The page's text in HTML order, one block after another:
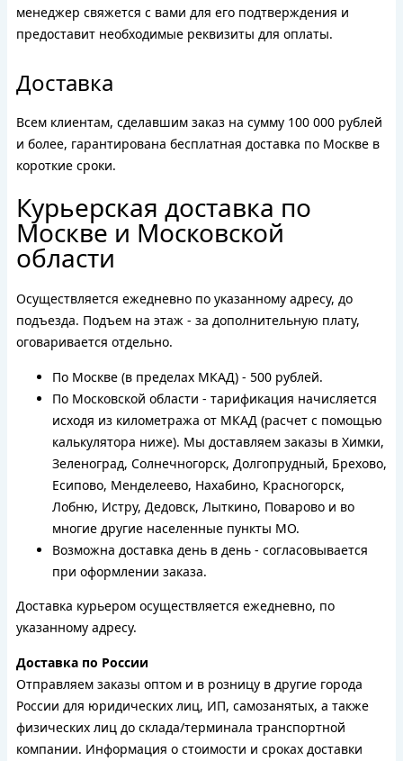
менеджер свяжется с вами для его подтверждения и
предоставит необходимые реквизиты для оплаты.
Доставка
Всем клиентам, сделавшим заказ на сумму 100 000 рублей
и более, гарантирована бесплатная доставка по Москве в
короткие сроки.
Курьерская доставка по
Москве и Московской
области
Осуществляется ежедневно по указанному адресу, до
подъезда. Подъем на этаж - за дополнительную плату,
оговаривается отдельно.
По Москве (в пределах МКАД) - 500 рублей.
По Московской области - тарификация начисляется
исходя из километража от МКАД (расчет с помощью
калькулятора ниже). Мы доставляем заказы в Химки,
Зеленоград, Солнечногорск, Долгопрудный, Брехово,
Есипово, Менделеево, Нахабино, Красногорск,
Лобню, Истру, Дедовск, Лыткино, Поварово и во
многие другие населенные пункты МО.
Возможна доставка день в день - согласовывается
при оформлении заказа.
Доставка курьером осуществляется ежедневно, по
указанному адресу.
Доставка по России
Отправляем заказы оптом и в розницу в другие города
России для юридических лиц, ИП, самозанятых, а также
физических лиц до склада/терминала транспортной
компании. Информация о стоимости и сроках доставки